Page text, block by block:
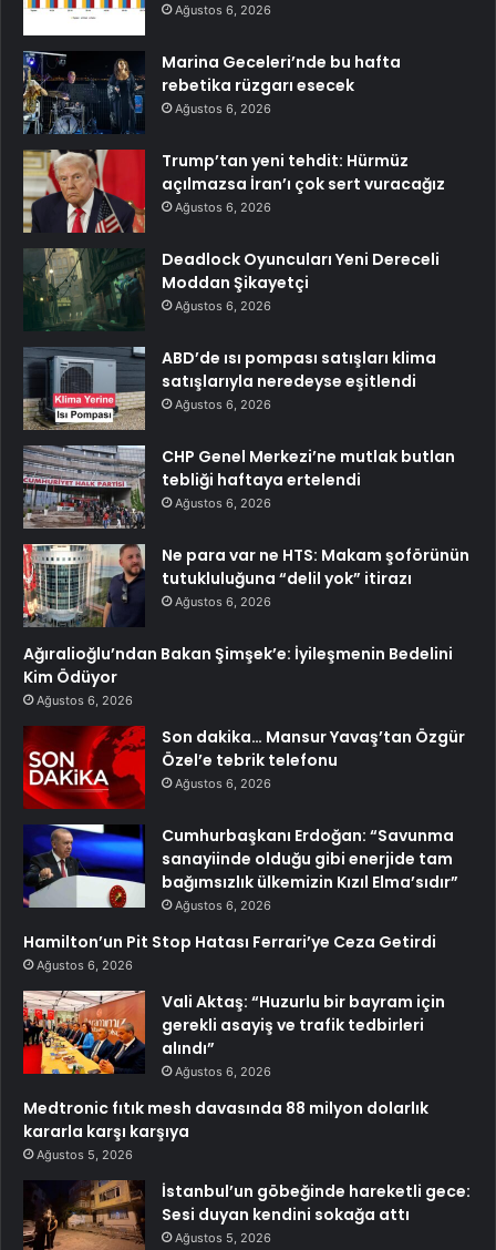
Ağustos 6, 2026
Marina Geceleri’nde bu hafta
rebetika rüzgarı esecek
Ağustos 6, 2026
Trump’tan yeni tehdit: Hürmüz
açılmazsa İran’ı çok sert vuracağız
Ağustos 6, 2026
Deadlock Oyuncuları Yeni Dereceli
Moddan Şikayetçi
Ağustos 6, 2026
ABD’de ısı pompası satışları klima
satışlarıyla neredeyse eşitlendi
Ağustos 6, 2026
CHP Genel Merkezi’ne mutlak butlan
tebliği haftaya ertelendi
Ağustos 6, 2026
Ne para var ne HTS: Makam şoförünün
tutukluluğuna “delil yok” itirazı
Ağustos 6, 2026
Ağıralioğlu’ndan Bakan Şimşek’e: İyileşmenin Bedelini
Kim Ödüyor
Ağustos 6, 2026
Son dakika… Mansur Yavaş’tan Özgür
Özel’e tebrik telefonu
Ağustos 6, 2026
Cumhurbaşkanı Erdoğan: “Savunma
sanayiinde olduğu gibi enerjide tam
bağımsızlık ülkemizin Kızıl Elma’sıdır”
Ağustos 6, 2026
Hamilton’un Pit Stop Hatası Ferrari’ye Ceza Getirdi
Ağustos 6, 2026
Vali Aktaş: “Huzurlu bir bayram için
gerekli asayiş ve trafik tedbirleri
alındı”
Ağustos 6, 2026
Medtronic fıtık mesh davasında 88 milyon dolarlık
kararla karşı karşıya
Ağustos 5, 2026
İstanbul’un göbeğinde hareketli gece:
Sesi duyan kendini sokağa attı
Ağustos 5, 2026